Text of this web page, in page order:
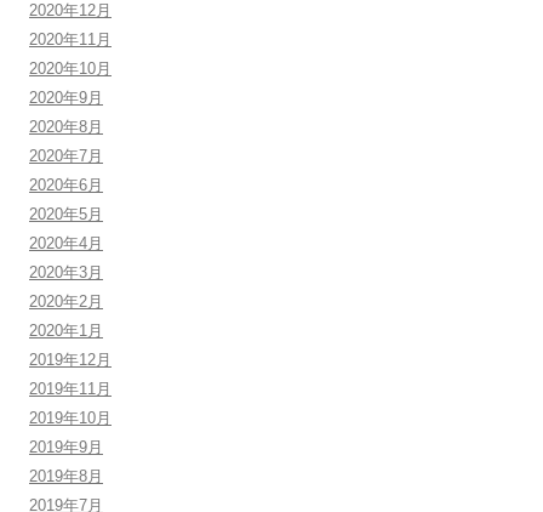
2020年12月
2020年11月
2020年10月
2020年9月
2020年8月
2020年7月
2020年6月
2020年5月
2020年4月
2020年3月
2020年2月
2020年1月
2019年12月
2019年11月
2019年10月
2019年9月
2019年8月
2019年7月